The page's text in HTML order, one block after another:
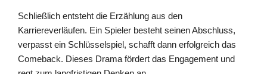
Schließlich entsteht die Erzählung aus den
Karriereverläufen. Ein Spieler besteht seinen Abschluss,
verpasst ein Schlüsselspiel, schafft dann erfolgreich das
Comeback. Dieses Drama fördert das Engagement und